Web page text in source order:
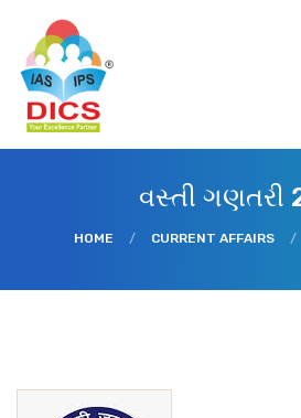
વસ્તી ગણતરી
HOME / CURRENT AFFAIRS /